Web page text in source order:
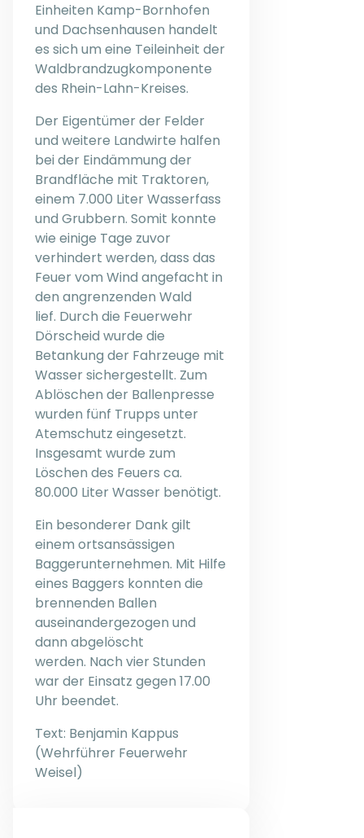
Einheiten Kamp-Bornhofen
und Dachsenhausen handelt
es sich um eine Teileinheit der
Waldbrandzugkomponente
des Rhein-Lahn-Kreises.
Der Eigentümer der Felder
und weitere Landwirte halfen
bei der Eindämmung der
Brandfläche mit Traktoren,
einem 7.000 Liter Wasserfass
und Grubbern. Somit konnte
wie einige Tage zuvor
verhindert werden, dass das
Feuer vom Wind angefacht in
den angrenzenden Wald
lief. Durch die Feuerwehr
Dörscheid wurde die
Betankung der Fahrzeuge mit
Wasser sichergestellt. Zum
Ablöschen der Ballenpresse
wurden fünf Trupps unter
Atemschutz eingesetzt.
Insgesamt wurde zum
Löschen des Feuers ca.
80.000 Liter Wasser benötigt.
Ein besonderer Dank gilt
einem ortsansässigen
Baggerunternehmen. Mit Hilfe
eines Baggers konnten die
brennenden Ballen
auseinandergezogen und
dann abgelöscht
werden. Nach vier Stunden
war der Einsatz gegen 17.00
Uhr beendet.
Text: Benjamin Kappus
(Wehrführer Feuerwehr
Weisel)